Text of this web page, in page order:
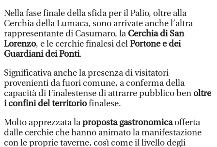
Nella fase finale della sfida per il Palio, oltre alla
Cerchia della Lumaca, sono arrivate anche l’altra
rappresentante di Casumaro, laCerchia di San
Lorenzo, e le cerchie finalesi delPortone e dei
Guardiani dei Ponti.
Significativa anche la presenza di visitatori
provenienti da fuori comune, a conferma della
capacità di Finalestense di attrarre pubblico ben oltre
i confini del territoriofinalese.
Molto apprezzata laproposta gastronomicaofferta
dalle cerchie che hanno animato la manifestazione
con le proprie taverne, così come il livello degli